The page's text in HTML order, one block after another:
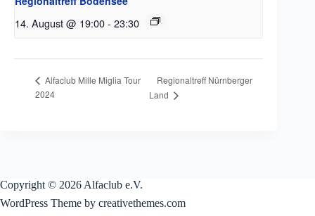
14. August @ 19:00- 23:30
Alfaclub Mille Miglia Tour
2024
Regionaltreff Nürnberger
Land
Copyright © 2026 Alfaclub e.V.
WordPress Theme by creativethemes.com